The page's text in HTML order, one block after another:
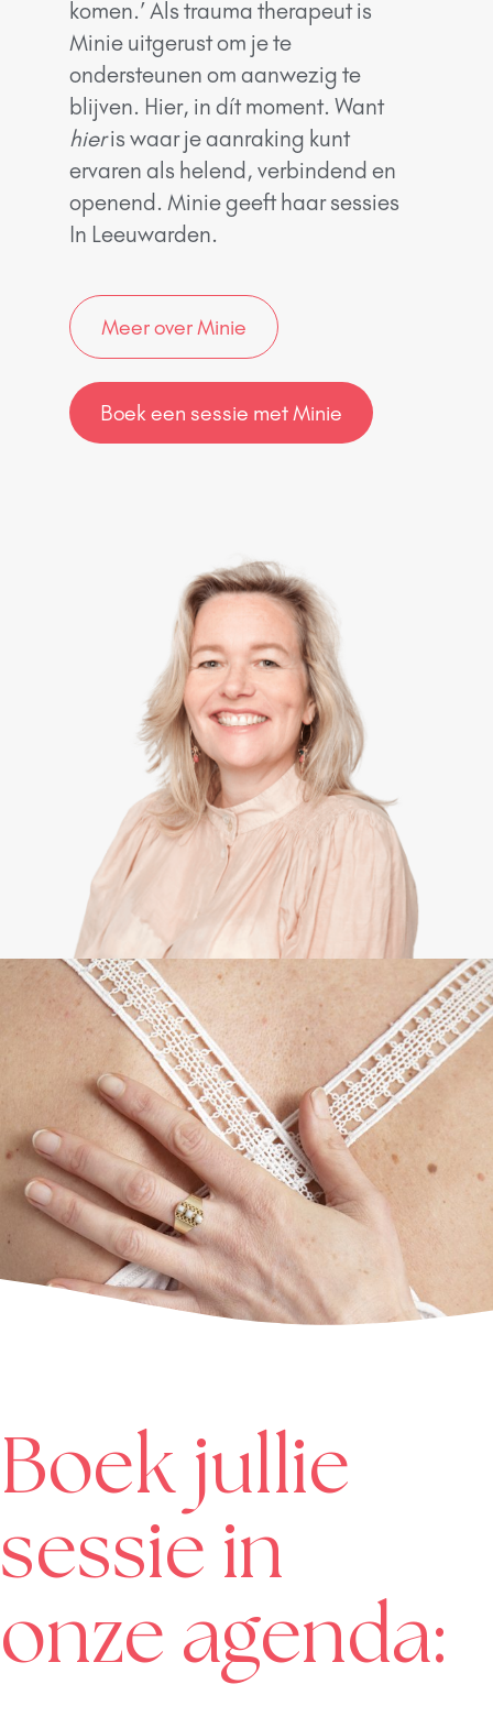
komen.’ Als trauma therapeut is
Minie uitgerust om je te
ondersteunen om aanwezig te
blijven. Hier, in dít moment. Want
hieris waar je aanraking kunt
ervaren als helend, verbindend en
openend. Minie geeft haar sessies
In Leeuwarden.
Meer over Minie
Boek een sessie met Minie
Boek jullie
sessie in
onze agenda: